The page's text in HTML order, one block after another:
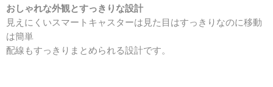
おしゃれな外観とすっきりな設計
見えにくいスマートキャスターは見た目はすっきりなのに移動
は簡単
配線もすっきりまとめられる設計です。